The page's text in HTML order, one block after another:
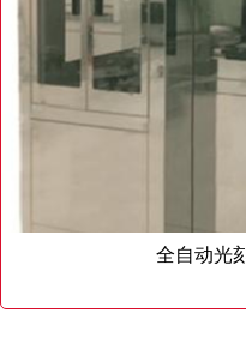
全自动光